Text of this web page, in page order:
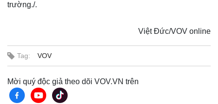
trường./.
Việt Đức/VOV online
Tag: VOV
Mời quý độc giả theo dõi VOV.VN trên